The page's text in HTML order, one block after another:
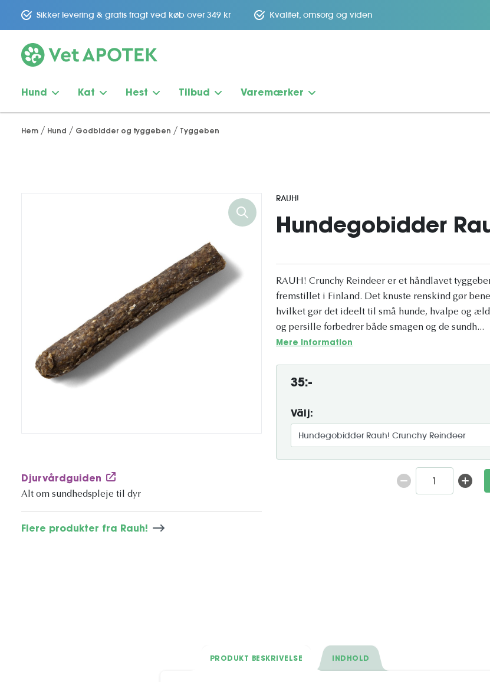
Sikker levering & gratis fragt ved køb over 349 kr Kvalitet, omsorg og viden
Hund Kat Hest Tilbud Varemærker
Hem Hund Godbidder og tyggeben Tyggeben
Djurvårdguiden
Alt om sundhedspleje til dyr
Flere produkter fra Rauh!
RAUH!
Hundegobidder
RAUH! Crunchy Reindeer er et håndlavet
fremstillet i Finland. Det knuste renskind gør
hvilket gør det ideelt til små hunde, hvalpe og
og persille forbedrer både smagen og de sundh...
Mere information
35:-
Välj:
PRODUKT BESKRIVELSE INDHOLD